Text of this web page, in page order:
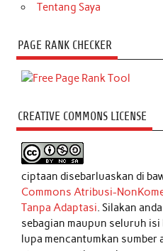
Tentang Saya
PAGE RANK CHECKER
CREATIVE COMMONS LICENSE
ciptaan disebarluaskan di
Commons Atribusi-
Tanpa Adaptasi . Silakan
sebagian maupun seluruh
lupa mencantumkan